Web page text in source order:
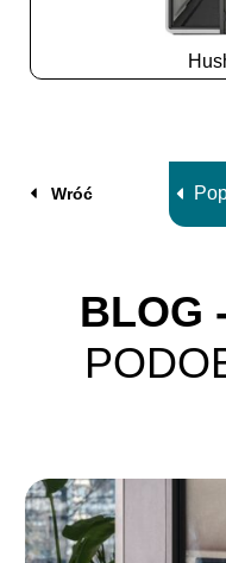
Slide
Wróć
BLOG